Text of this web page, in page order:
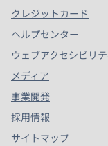
クレジットカード
ヘルプセンター
ウェブアクセシビリテ
メディア
事業開発
採用情報
サイトマップ